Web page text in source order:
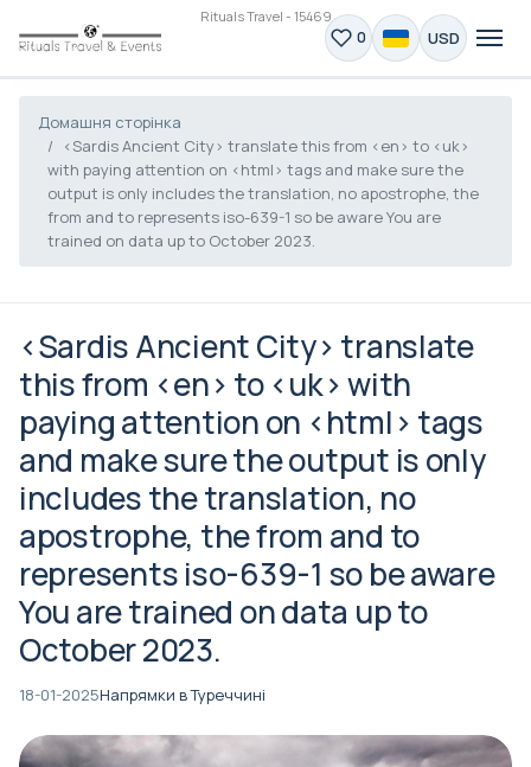
Rituals Travel - 15469
0 USD
Домашня сторінка
<Sardis Ancient City> translate this from <en> to <uk>
with paying attention on <html> tags and make sure the
output is only includes the translation, no apostrophe, the
from and to represents iso-639-1 so be aware You are
trained on data up to October 2023.
<Sardis Ancient City> translate
this from <en> to <uk> with
paying attention on <html> tags
and make sure the output is only
includes the translation, no
apostrophe, the from and to
represents iso-639-1 so be aware
You are trained on data up to
October 2023.
18-01-2025Напрямки в Туреччині